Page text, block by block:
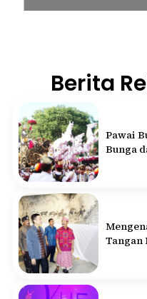
Berita
Pawai
Bunga
Tangan